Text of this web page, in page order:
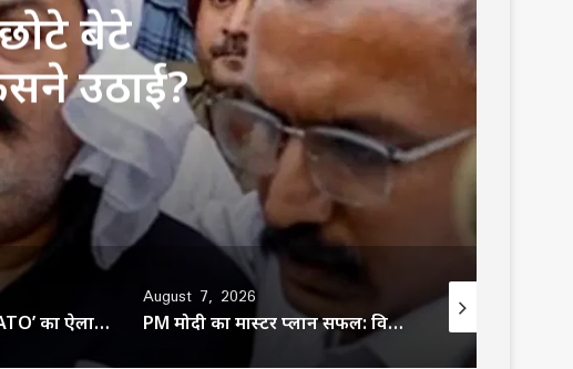
बेटे
उठाई?
मक्का में ‘इस्लामिक NATO’ का ऐलान, सऊदी के बाद तुर्की को मिलेगा पाकिस्तान का परमाणु कवच
August 7, 2026
PM मोदी का मास्टर प्लान सफल: विदेशी निवेश की रेस में गुजरात नंबर-1,टेक्नोलॉजी में रचेगा इतिहास
August 7, 2026